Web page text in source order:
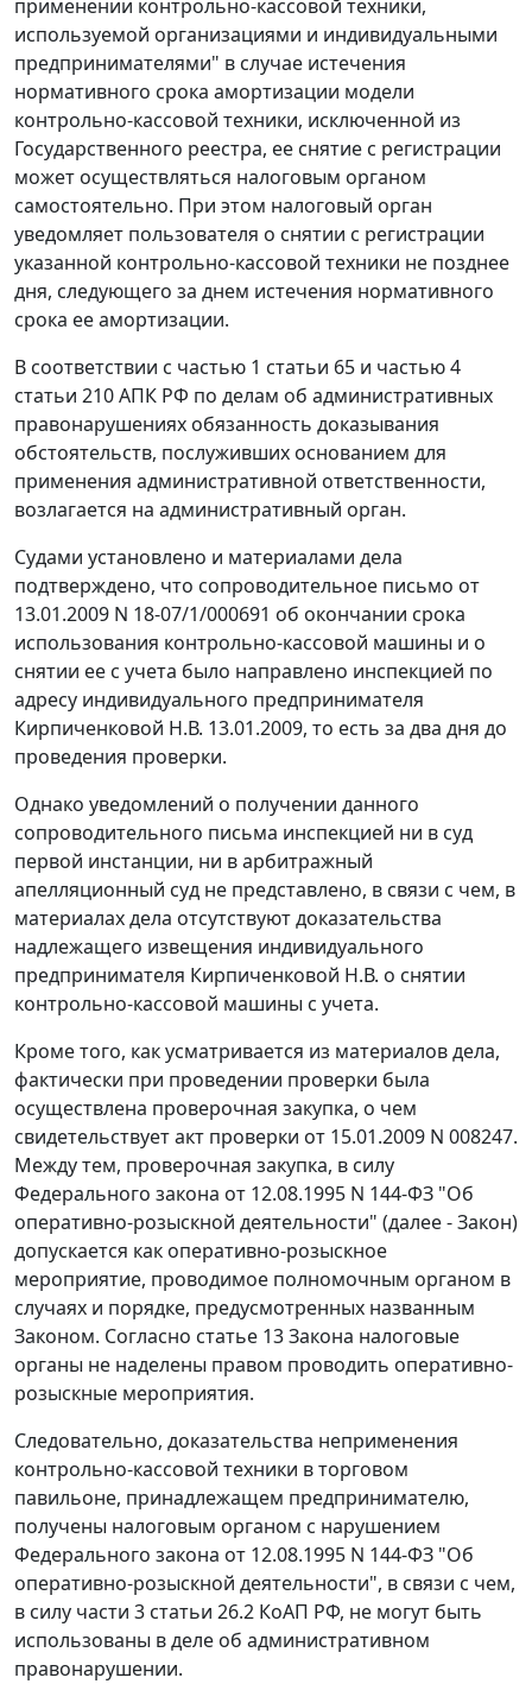
применении контрольно-кассовой техники,
используемой организациями и индивидуальными
предпринимателями" в случае истечения
нормативного срока амортизации модели
контрольно-кассовой техники, исключенной из
Государственного реестра, ее снятие с регистрации
может осуществляться налоговым органом
самостоятельно. При этом налоговый орган
уведомляет пользователя о снятии с регистрации
указанной контрольно-кассовой техники не позднее
дня, следующего за днем истечения нормативного
срока ее амортизации.
В соответствии с частью 1 статьи 65 и частью 4
статьи 210АПК РФ по делам об административных
правонарушениях обязанность доказывания
обстоятельств, послуживших основанием для
применения административной ответственности,
возлагается на административный орган.
Судами установлено и материалами дела
подтверждено, что сопроводительное письмо от
13.01.2009 N 18-07/1/000691 об окончании срока
использования контрольно-кассовой машины и о
снятии ее с учета было направлено инспекцией по
адресу индивидуального предпринимателя
Кирпиченковой Н.В. 13.01.2009, то есть за два дня до
проведения проверки.
Однако уведомлений о получении данного
сопроводительного письма инспекцией ни в суд
первой инстанции, ни в арбитражный
апелляционный суд не представлено, в связи с чем, в
материалах дела отсутствуют доказательства
надлежащего извещения индивидуального
предпринимателя Кирпиченковой Н.В. о снятии
контрольно-кассовой машины с учета.
Кроме того, как усматривается из материалов дела,
фактически при проведении проверки была
осуществлена проверочная закупка, о чем
свидетельствует акт проверки от 15.01.2009 N 008247.
Между тем, проверочная закупка, в силу
Федерального закона от 12.08.1995 N 144-ФЗ "Об
оперативно-розыскной деятельности" (далее - Закон)
допускается как оперативно-розыскное
мероприятие, проводимое полномочным органом в
случаях и порядке, предусмотренных названным
Законом. Согласно статье 13Закона налоговые
органы не наделены правом проводить оперативно-
розыскные мероприятия.
Следовательно, доказательства неприменения
контрольно-кассовой техники в торговом
павильоне, принадлежащем предпринимателю,
получены налоговым органом с нарушением
Федерального закона от 12.08.1995 N 144-ФЗ "Об
оперативно-розыскной деятельности", в связи с чем,
в силу части 3 статьи 26.2 КоАП РФ, не могут быть
использованы в деле об административном
правонарушении.